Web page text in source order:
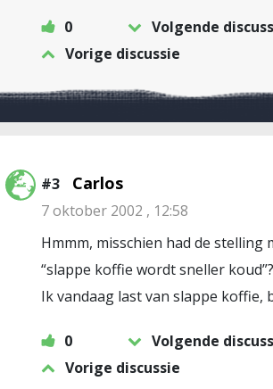
0
Volgende
Vorige discussie
#3 Carlos
7 oktober 2002 , 12:58
Hmmm, misschien had de stelling
“slappe koffie wordt sneller koud”?
Ik vandaag last van slappe koffie,
0
Volgende
Vorige discussie